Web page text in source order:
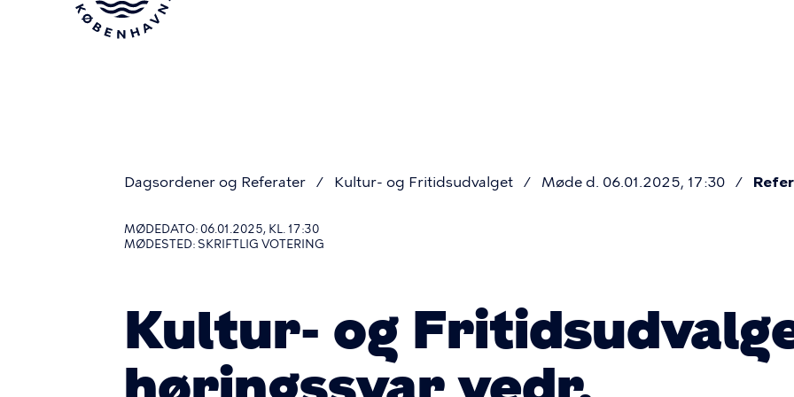
Dagsordener og Referater Kultur- og Fritidsudvalget Møde d. 06.01.2025, 17:30
MØDEDATO: 06.01.2025, KL. 17:30
MØDESTED: SKRIFTLIG VOTERING
Kultur- og